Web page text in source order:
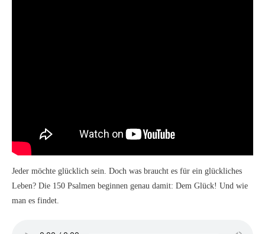
Jeder möchte glücklich sein. Doch was braucht es für ein glückliches
Leben? Die 150 Psalmen beginnen genau damit: Dem Glück! Und wie
man es findet.